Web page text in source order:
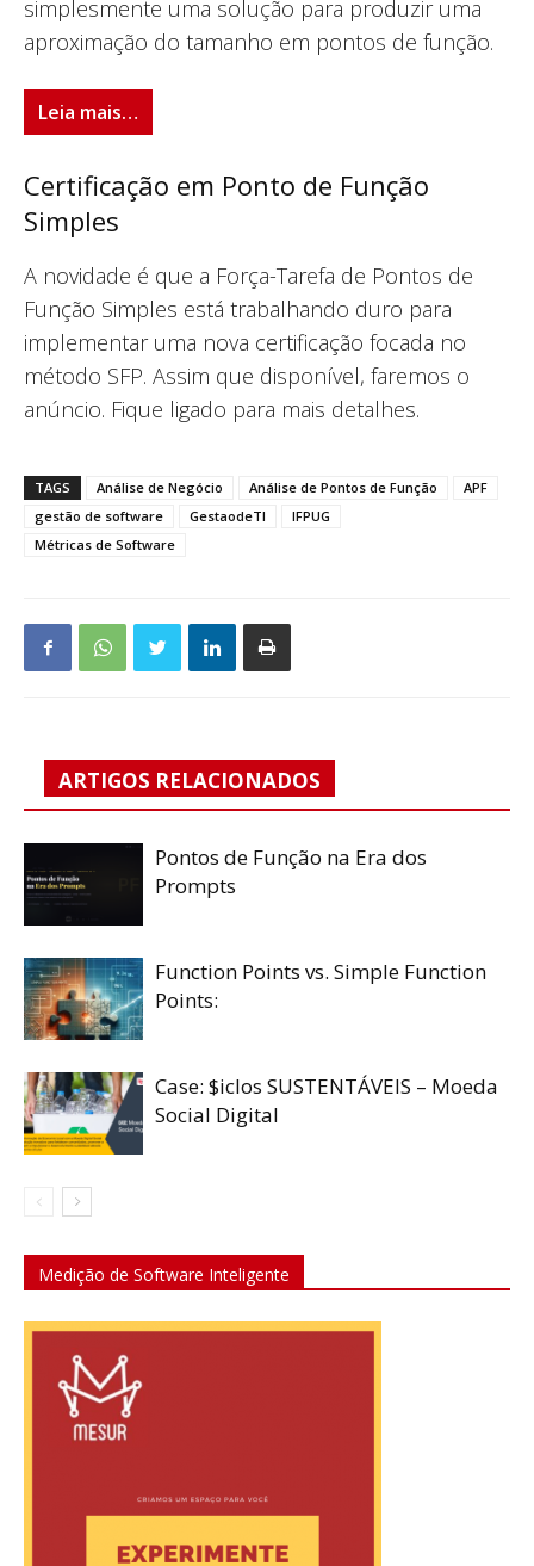
simplesmente uma solução para produzir uma
aproximação do tamanho em pontos de função.
Leia mais…
Certificação em Ponto de Função
Simples
A novidade é que a Força-Tarefa de Pontos de
Função Simples está trabalhando duro para
implementar uma nova certificação focada no
método SFP. Assim que disponível, faremos o
anúncio. Fique ligado para mais detalhes.
TAGS Análise de Negócio Análise de Pontos de Função
APF
gestão de software
GestaodeTI
IFPUG
Métricas de Software
ARTIGOS RELACIONADOS
Pontos de Função na Era dos
Prompts
Function Points vs. Simple Function
Points:
Case: $iclos SUSTENTÁVEIS – Moeda
Social Digital
Medição de Software Inteligente